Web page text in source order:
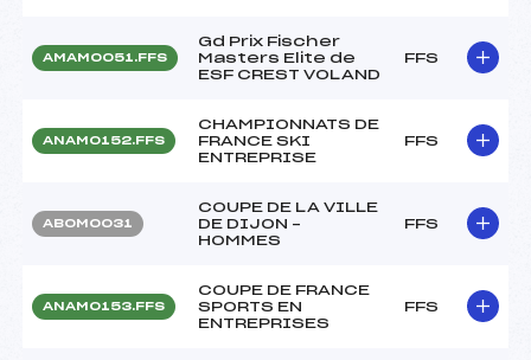
AMAM0051.FFS
Gd Prix Fischer
Masters Elite de
ESF CREST VOLAND
FFS
ANAM0152.FFS
CHAMPIONNATS DE
FRANCE SKI
ENTREPRISE
FFS
ABOM0031
COUPE DE LA VILLE
DE DIJON –
HOMMES
FFS
ANAM0153.FFS
COUPE DE FRANCE
SPORTS EN
ENTREPRISES
FFS